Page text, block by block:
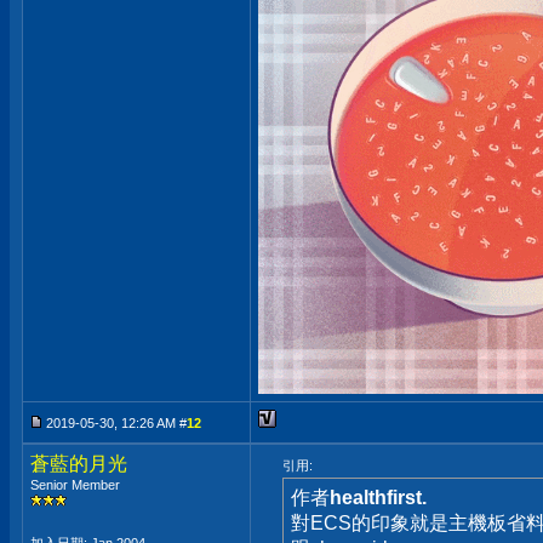
2019-05-30, 12:26 AM #12
蒼藍的月光
Senior Member
引用:
作者healthfirst.
對ECS的印象就是主機板省